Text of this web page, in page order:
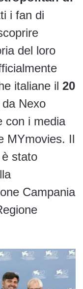
i fan di
del loro
italiane il 20
Nexo
con i media
MYmovies. Il
stato
Campania